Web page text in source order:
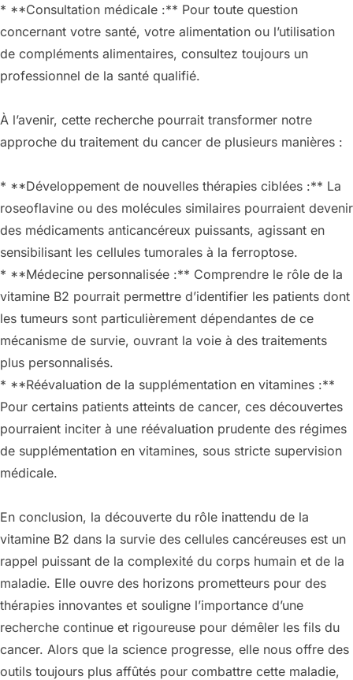
* **Consultation médicale :** Pour toute question
concernant votre santé, votre alimentation ou l’utilisation
de compléments alimentaires, consultez toujours un
professionnel de la santé qualifié.
À l’avenir, cette recherche pourrait transformer notre
approche du traitement du cancer de plusieurs manières :
* **Développement de nouvelles thérapies ciblées :** La
roseoflavine ou des molécules similaires pourraient devenir
des médicaments anticancéreux puissants, agissant en
sensibilisant les cellules tumorales à la ferroptose.
* **Médecine personnalisée :** Comprendre le rôle de la
vitamine B2 pourrait permettre d’identifier les patients dont
les tumeurs sont particulièrement dépendantes de ce
mécanisme de survie, ouvrant la voie à des traitements
plus personnalisés.
* **Réévaluation de la supplémentation en vitamines :**
Pour certains patients atteints de cancer, ces découvertes
pourraient inciter à une réévaluation prudente des régimes
de supplémentation en vitamines, sous stricte supervision
médicale.
En conclusion, la découverte du rôle inattendu de la
vitamine B2 dans la survie des cellules cancéreuses est un
rappel puissant de la complexité du corps humain et de la
maladie. Elle ouvre des horizons prometteurs pour des
thérapies innovantes et souligne l’importance d’une
recherche continue et rigoureuse pour démêler les fils du
cancer. Alors que la science progresse, elle nous offre des
outils toujours plus affûtés pour combattre cette maladie,